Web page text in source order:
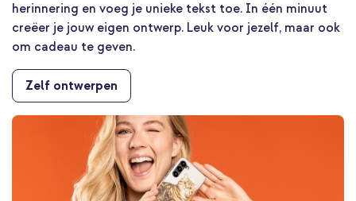
herinnering en voeg je unieke tekst toe. In één minuut
creëer je jouw eigen ontwerp. Leuk voor jezelf, maar ook
om cadeau te geven.
Zelf ontwerpen